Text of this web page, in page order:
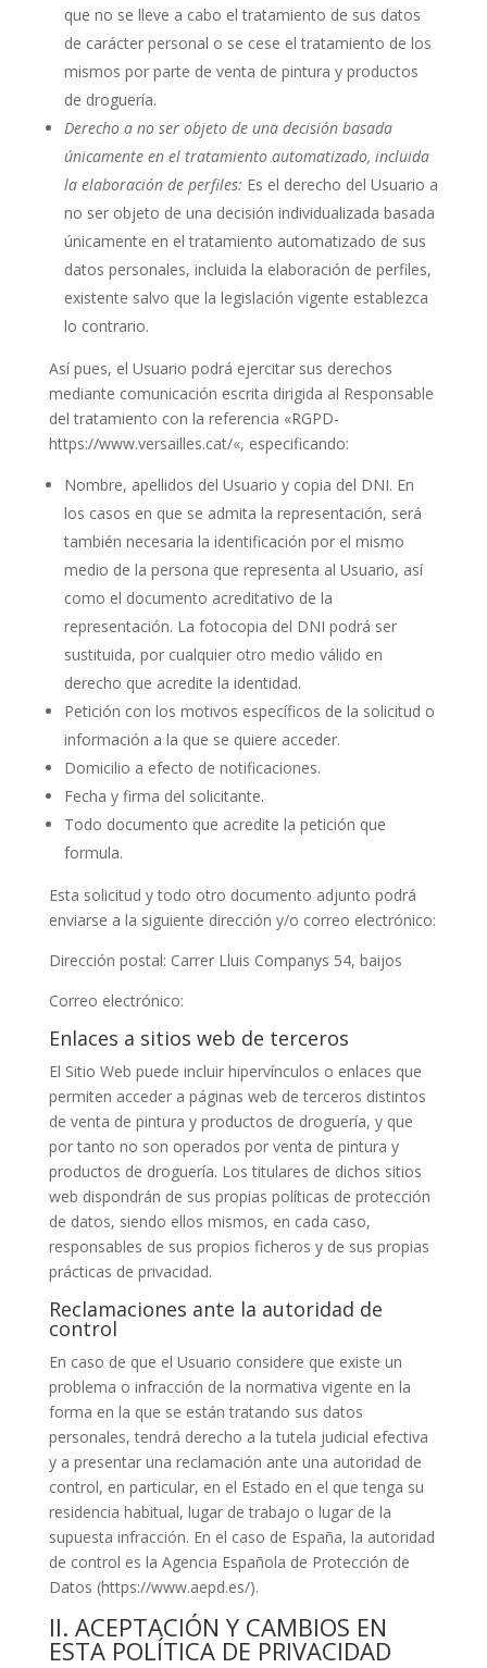
que no se lleve a cabo el tratamiento de sus datos
de carácter personal o se cese el tratamiento de los
mismos por parte de venta de pintura y productos
de droguería.
Derecho a no ser objeto de una decisión basada
únicamente en el tratamiento automatizado, incluida
la elaboración de perfiles: Es el derecho del Usuario a
no ser objeto de una decisión individualizada basada
únicamente en el tratamiento automatizado de sus
datos personales, incluida la elaboración de perfiles,
existente salvo que la legislación vigente establezca
lo contrario.
Así pues, el Usuario podrá ejercitar sus derechos
mediante comunicación escrita dirigida al Responsable
del tratamiento con la referencia «RGPD-
https://www.versailles.cat/«, especificando:
Nombre, apellidos del Usuario y copia del DNI. En
los casos en que se admita la representación, será
también necesaria la identificación por el mismo
medio de la persona que representa al Usuario, así
como el documento acreditativo de la
representación. La fotocopia del DNI podrá ser
sustituida, por cualquier otro medio válido en
derecho que acredite la identidad.
Petición con los motivos específicos de la solicitud o
información a la que se quiere acceder.
Domicilio a efecto de notificaciones.
Fecha y firma del solicitante.
Todo documento que acredite la petición que
formula.
Esta solicitud y todo otro documento adjunto podrá
enviarse a la siguiente dirección y/o correo electrónico:
Dirección postal: Carrer Lluis Companys 54, baijos
Correo electrónico:
Enlaces a sitios web de terceros
El Sitio Web puede incluir hipervínculos o enlaces que
permiten acceder a páginas web de terceros distintos
de venta de pintura y productos de droguería, y que
por tanto no son operados por venta de pintura y
productos de droguería. Los titulares de dichos sitios
web dispondrán de sus propias políticas de protección
de datos, siendo ellos mismos, en cada caso,
responsables de sus propios ficheros y de sus propias
prácticas de privacidad.
Reclamaciones ante la autoridad de
control
En caso de que el Usuario considere que existe un
problema o infracción de la normativa vigente en la
forma en la que se están tratando sus datos
personales, tendrá derecho a la tutela judicial efectiva
y a presentar una reclamación ante una autoridad de
control, en particular, en el Estado en el que tenga su
residencia habitual, lugar de trabajo o lugar de la
supuesta infracción. En el caso de España, la autoridad
de control es la Agencia Española de Protección de
Datos (https://www.aepd.es/).
II. ACEPTACIÓN Y CAMBIOS EN
ESTA POLÍTICA DE PRIVACIDAD